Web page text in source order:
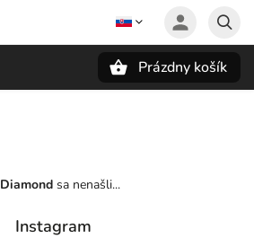
Prázdny košík
Diamond sa nenašli...
Instagram